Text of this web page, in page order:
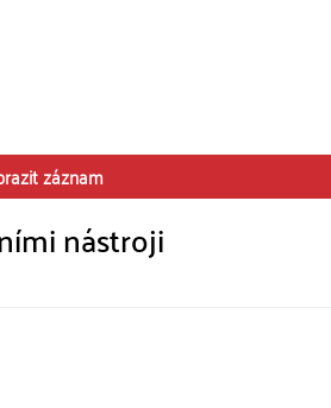
záznam
nástroji